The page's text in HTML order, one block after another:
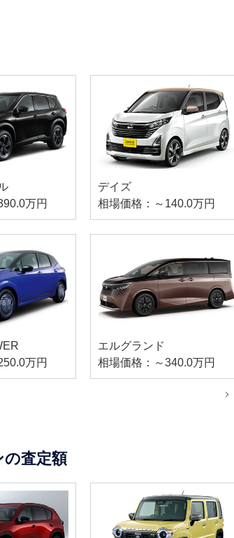
万円
デイズ
相場価格：～140.0万円
万円
エルグランド
相場価格：～340.0万円
査定額